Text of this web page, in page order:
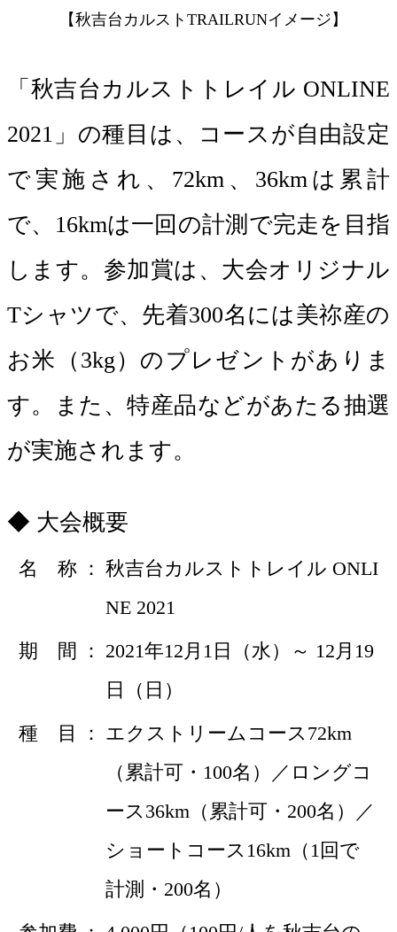
【秋吉台カルストTRAILRUNイメージ】
「秋吉台カルストトレイル ONLINE
2021」の種目は、コースが自由設定
で実施され、72km、36kmは累計
で、16kmは一回の計測で完走を目指
します。参加賞は、大会オリジナル
Tシャツで、先着300名には美祢産の
お米（3kg）のプレゼントがありま
す。また、特産品などがあたる抽選
が実施されます。
大会概要
名 称
秋吉台カルストトレイル ONLI
NE 2021
期 間
2021年12月1日（水）～ 12月19
日（日）
種 目
エクストリームコース72km
（累計可・100名）／ロングコ
ース36km（累計可・200名）／
ショートコース16km（1回で
計測・200名）